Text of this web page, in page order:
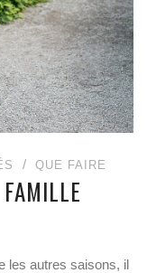
QUE FAIRE
les autres saisons, il